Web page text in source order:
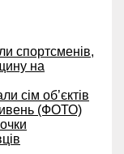
спортсменів,
на
сім об’єктів
(ФОТО)